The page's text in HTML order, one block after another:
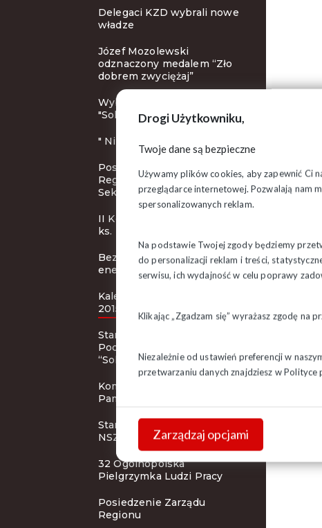
Drogi Użytkowniku,
Twoje dane są bezpieczne
Używamy plików cookies, aby zapewnić Ci
przeglądarce internetowej. Pozwalają nam
spersonalizowanych reklam.
Na podstawie Twojej zgody będziemy
do personalizacji reklam i treści,
serwisu, ich wydajność w celu poprawy
Klikając „Zgadzam się” wyrażasz zgodę na
Niezależnie od ustawień preferencji w
przetwarzaniu danych znajdziesz wPolityce
Zarządzaj opcjami
Delegaci KZD wybrali nowe
władze
Józef Mozolewski
odznaczony medalem “Zło
dobrem zwyciężaj”
Wybory nowych władz
"Solidarności"
" Nie znał Pan Jurka? "
Posiedzenie Rady
Regionalnej Podlaskiej
Sekcji Pożarnictwa
II Konkurs Poetycki im. bł.
ks. Popiełuszki
Bezpieczeństwo
energetyczne kraju
Kalendarze związkowe na
2015 rok
Stanowisko Prezydium ZR
Podlaskiego NSZZ
“Solidarność”
Komunikat prasowy Instytu
Pamięci Narodowej
Stanowisko Prezydium KK
NSZZ “Solidarność”
32 Ogólnopolska
Pielgrzymka Ludzi Pracy
Posiedzenie Zarządu
Regionu